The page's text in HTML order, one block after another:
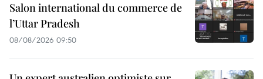
Salon international du commerce de
l’Uttar Pradesh
08/08/2026 09:50